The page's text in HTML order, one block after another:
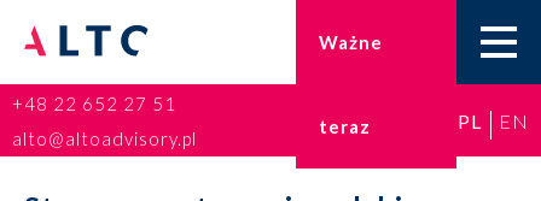
Ważne
teraz
+48 22 652 27 51
alto@altoadvisory.pl
PL EN